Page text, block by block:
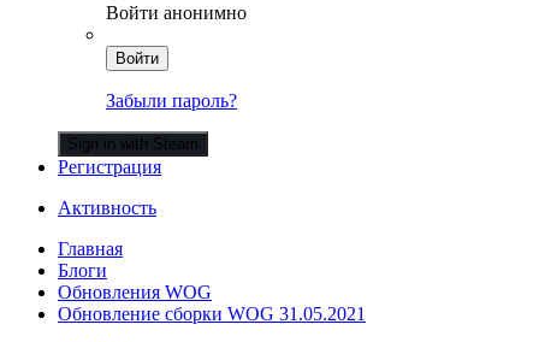
Войти анонимно
Войти
Забыли пароль?
Sign in with Steam
Регистрация
Активность
Главная
Блоги
Обновления WOG
Обновление сборки WOG 31.05.2021